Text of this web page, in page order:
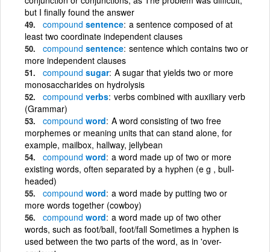
but I finally found the answer
compound sentence a sentence composed of at
least two coordinate independent clauses
compound sentence sentence which contains two or
more independent clauses
compound sugar A sugar that yields two or more
monosaccharides on hydrolysis
compound verbs verbs combined with auxiliary verb
(Grammar)
compound word A word consisting of two free
morphemes or meaning units that can stand alone, for
example, mailbox, hallway, jellybean
compound word a word made up of two or more
existing words, often separated by a hyphen (e g , bull-
headed)
compound word a word made by putting two or
more words together (cowboy)
compound word a word made up of two other
words, such as foot/ball, foot/fall Sometimes a hyphen is
used between the two parts of the word, as in 'over-